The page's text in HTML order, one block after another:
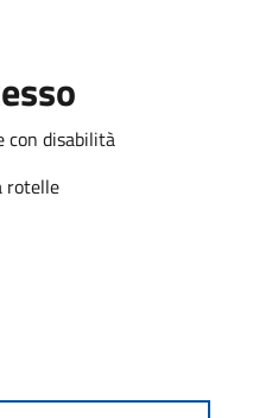
con disabilità
rotelle